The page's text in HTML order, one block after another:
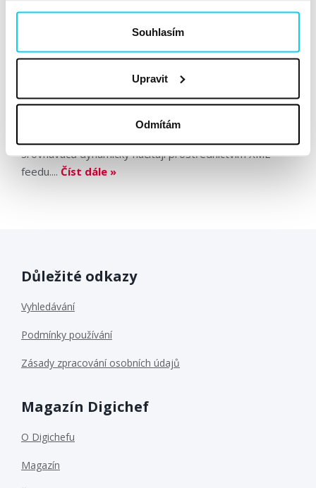
Souhlasím
Upravit
Odmítám
Veronika Maryníková PPC
22. 3. 2019
Cenové srovnávače neboli „zbožáky“ se těší velké
popularitě jak u českých zákazníků, tak u e-shopů. Je ale
práce s nimi opravdu tak jednoduchá, jak se na první
srovnávačů dynamicky načítají prostřednictvím XML
feedu.... Číst dále »
Důležité odkazy
Vyhledávání
Podmínky používání
Zásady zpracování osobních údajů
Magazín Digichef
O Digichefu
Magazín